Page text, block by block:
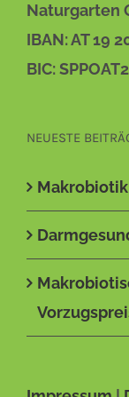
Naturgarten
IBAN: AT 19
BIC:
NEUESTE
Makrobiotik